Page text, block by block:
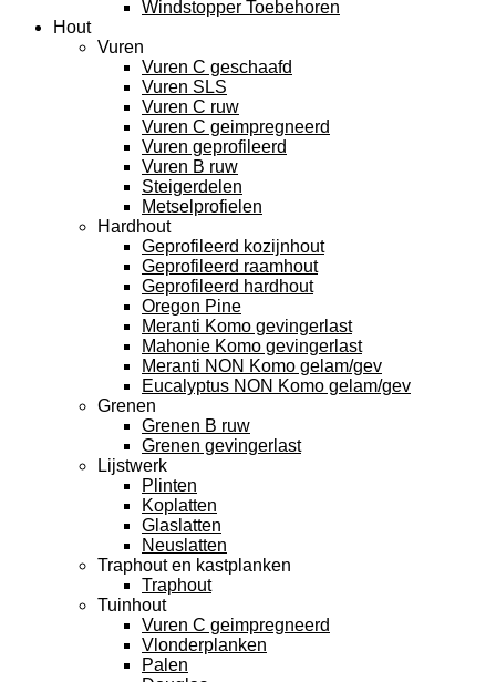
Windstopper Toebehoren
Hout
Vuren
Vuren C geschaafd
Vuren SLS
Vuren C ruw
Vuren C geimpregneerd
Vuren geprofileerd
Vuren B ruw
Steigerdelen
Metselprofielen
Hardhout
Geprofileerd kozijnhout
Geprofileerd raamhout
Geprofileerd hardhout
Oregon Pine
Meranti Komo gevingerlast
Mahonie Komo gevingerlast
Meranti NON Komo gelam/gev
Eucalyptus NON Komo gelam/gev
Grenen
Grenen B ruw
Grenen gevingerlast
Lijstwerk
Plinten
Koplatten
Glaslatten
Neuslatten
Traphout en kastplanken
Traphout
Tuinhout
Vuren C geimpregneerd
Vlonderplanken
Palen